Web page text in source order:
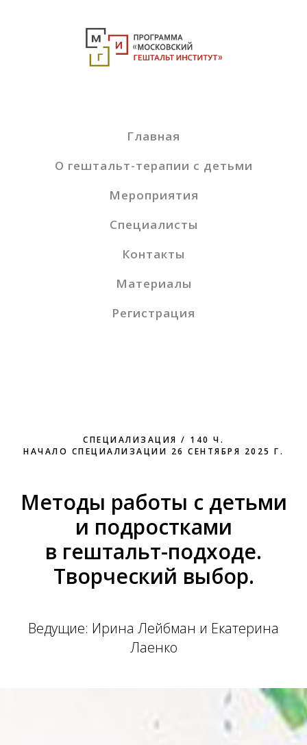
Главная
О гештальт-терапии с детьми
Мероприятия
Специалисты
Контакты
Материалы
Регистрация
СПЕЦИАЛИЗАЦИЯ / 140 Ч.
НАЧАЛО СПЕЦИАЛИЗАЦИИ 26 СЕНТЯБРЯ 2025 Г.
Методы работы с детьми
и подростками
в гештальт-подходе.
Творческий выбор.
Ведущие: Ирина Лейбман и Екатерина
Лаенко